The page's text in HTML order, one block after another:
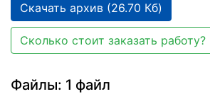
Скачать архив (26.70 Кб)
Сколько стоит заказать работу?
Файлы: 1 файл